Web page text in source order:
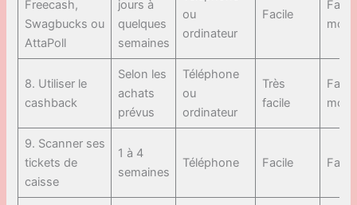
Freecash,
Swagbucks ou
AttaPoll
jours à
quelques
semaines
ou
ordinateur
Facile
8. Utiliser le
cashback
Selon les
achats
prévus
Téléphone
ou
ordinateur
Très
facile
9. Scanner ses
tickets de
caisse
1 à 4
semaines
Téléphone Facile